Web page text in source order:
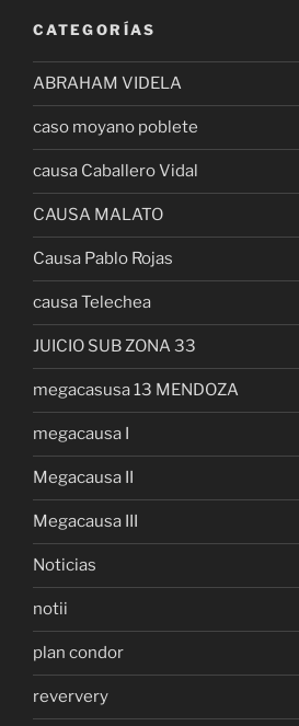
CATEGORÍAS
ABRAHAM VIDELA
caso moyano poblete
causa Caballero Vidal
CAUSA MALATO
Causa Pablo Rojas
causa Telechea
JUICIO SUB ZONA 33
megacasusa 13 MENDOZA
megacausa I
Megacausa II
Megacausa III
Noticias
notii
plan condor
reververy